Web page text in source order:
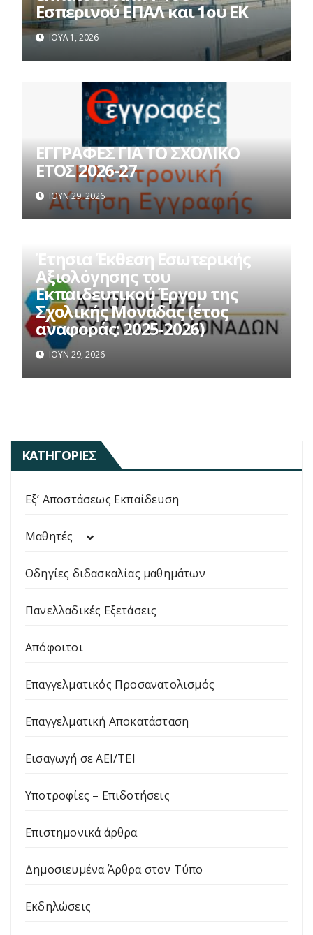
Εσπερινού ΕΠΑΛ και 1ου ΕΚ
ΙΟΎΛ 1, 2026
ΕΓΓΡΑΦΕΣ ΓΙΑ ΤΟ ΣΧΟΛΙΚΟ
ΕΤΟΣ 2026-27
ΙΟΎΝ 29, 2026
Έτησια Έκθεση Εσωτερικής
Αξιολόγησης του
Εκπαιδευτικού Έργου της
Σχολικής Μονάδας (έτος
αναφοράς: 2025-2026)
ΙΟΎΝ 29, 2026
ΚΑΤΗΓΟΡΊΕΣ
Εξ’ Αποστάσεως Εκπαίδευση
Μαθητές
Οδηγίες διδασκαλίας μαθημάτων
Πανελλαδικές Εξετάσεις
Απόφοιτοι
Επαγγελματικός Προσανατολισμός
Επαγγελματική Αποκατάσταση
Εισαγωγή σε ΑΕΙ/ΤΕΙ
Υποτροφίες – Επιδοτήσεις
Επιστημονικά άρθρα
Δημοσιευμένα Άρθρα στον Τύπο
Εκδηλώσεις